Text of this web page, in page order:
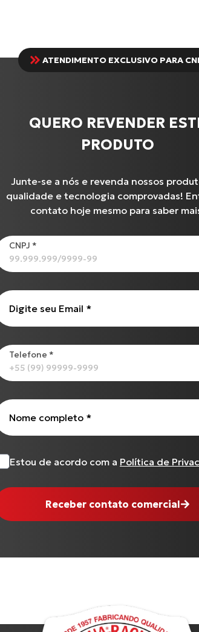
ATENDIMENTO EXCLUSIVO PARA
QUERO REVENDER
PRODUTO
Junte-se a nós e revenda nossos
qualidade e tecnologia comprovadas!
contato hoje mesmo para saber
CNPJ *
Digite seu Email *
Telefone *
Nome completo *
Estou de acordo com a Política de
Receber contato comercial